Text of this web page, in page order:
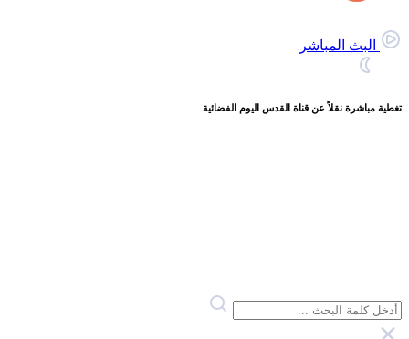
البث المباشر
تغطية مباشرة نقلاً عن قناة القدس اليوم الفضائية